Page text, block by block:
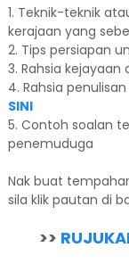
1. Teknik-teknik
kerajaan yang
2. Tips persiapan
3. Rahsia
4. Rahsia
SINI
5. Contoh soalan
penemuduga
Nak buat
sila klik pautan di
>>